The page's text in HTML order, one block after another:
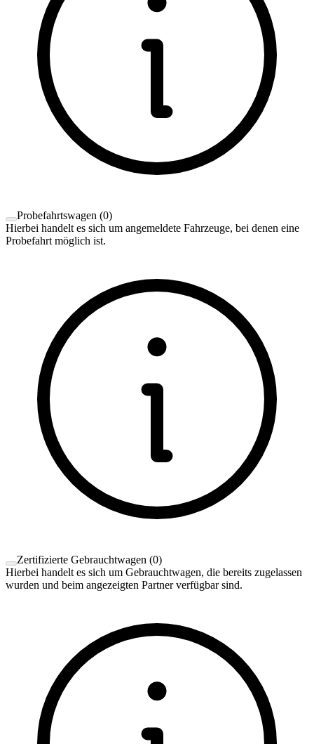
Probefahrtswagen (0)
Hierbei handelt es sich um angemeldete Fahrzeuge, bei denen eine
Probefahrt möglich ist.
Zertifizierte Gebrauchtwagen (0)
Hierbei handelt es sich um Gebrauchtwagen, die bereits zugelassen
wurden und beim angezeigten Partner verfügbar sind.